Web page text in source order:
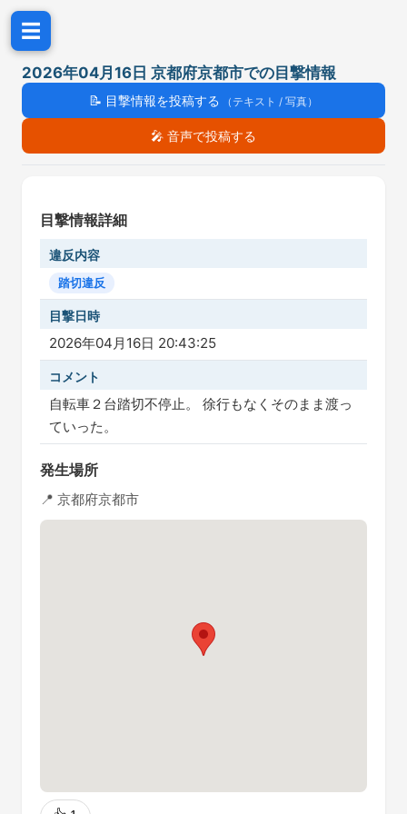
☰
2026年04月16日 京都府京都市での目撃情報
📝 目撃情報を投稿する （テキスト / 写真）
🎤 音声で投稿する
目撃情報詳細
違反内容
踏切違反
目撃日時
2026年04月16日 20:43:25
コメント
自転車２台踏切不停止。 徐行もなくそのまま渡っ
ていった。
発生場所
📍 京都府京都市